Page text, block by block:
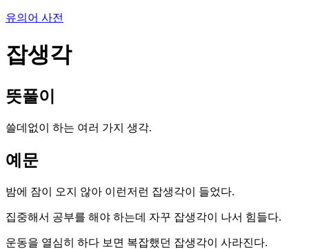
유의어 사전
잡생각
뜻풀이
쓸데없이 하는 여러 가지 생각.
예문
밤에 잠이 오지 않아 이런저런 잡생각이 들었다.
집중해서 공부를 해야 하는데 자꾸 잡생각이 나서 힘들다.
운동을 열심히 하다 보면 복잡했던 잡생각이 사라진다.